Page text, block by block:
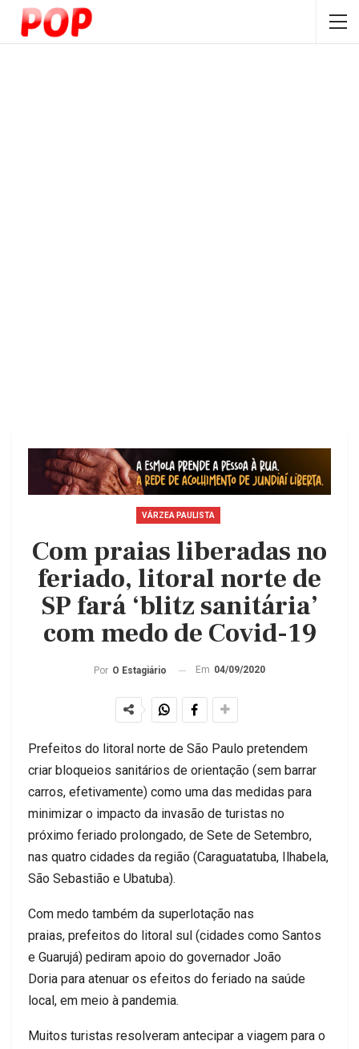
VÁRZEA PAULISTA
Com praias liberadas no
feriado, litoral norte de
SP fará ‘blitz sanitária’
com medo de Covid-19
Por O Estagiário Em 04/09/2020
Prefeitos do litoral norte de São Paulo pretendem
criar bloqueios sanitários de orientação (sem barrar
carros, efetivamente) como uma das medidas para
minimizar o impacto da invasão de turistas no
próximo feriado prolongado, de Sete de Setembro,
nas quatro cidades da região (Caraguatatuba, Ilhabela,
São Sebastião e Ubatuba).
Com medo também da superlotação nas
praias, prefeitos do litoral sul (cidades como Santos
e Guarujá) pediram apoio do governador João
Doria para atenuar os efeitos do feriado na saúde
local, em meio à pandemia.
Muitos turistas resolveram antecipar a viagem para o